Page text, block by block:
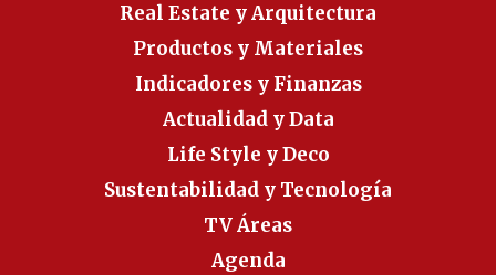
Real Estate y Arquitectura
Productos y Materiales
Indicadores y Finanzas
Actualidad y Data
Life Style y Deco
Sustentabilidad y Tecnología
TV Áreas
Agenda